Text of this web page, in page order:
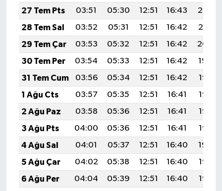
27 Tem Pts
03:51 05:30 12:51 16:43
20:02
28 Tem Sal
03:52 05:31 12:51 16:42
20:01
29 Tem Çar
03:53 05:32 12:51 16:42
20:00
30 Tem Per
03:54 05:33 12:51 16:42
19:59
31 Tem Cum
03:56 05:34 12:51 16:42
19:58
1 Ağu Cts
03:57 05:35 12:51 16:41
19:58
2 Ağu Paz
03:58 05:36 12:51 16:41
19:57
3 Ağu Pts
04:00 05:36 12:51 16:41
19:56
4 Ağu Sal
04:01 05:37 12:51 16:40
19:54
5 Ağu Çar
04:02 05:38 12:51 16:40
19:53
6 Ağu Per
04:04 05:39 12:51 16:40
19:52